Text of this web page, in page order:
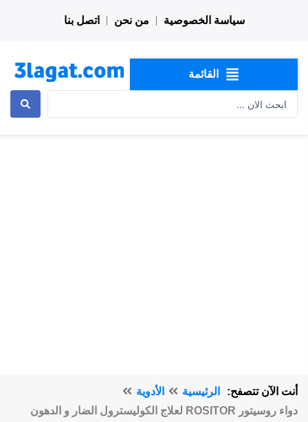
سياسة الخصوصية من نحن اتصل بنا
القائمة
أنت الآن تتصفح: الرئيسية
الأدوية
دواء روسيتور ROSITOR لعلاج الكوليسترول الضار و الدهون